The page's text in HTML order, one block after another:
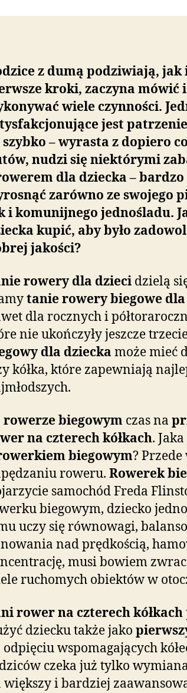
z dumą podziwiają, jak
kroki, zaczyna mówić
wiele czynności.
jest
szybko – wyrasta z dopiero
nudzi się niektórymi
dla dziecka – bardzo
zarówno ze swojego
i komunijnego jednośladu.
kupić, aby było
jakości?
rowery dla dzieci dzielą
tanie rowery biegowe
dla rocznych i
nie ukończyły jeszcze
dla dziecka może mieć
kółka, które zapewniają
rowerze biegowym czas na
na czterech kółkach.
biegowym?
roweru. Rowerek
samochód Freda
biegowym, dziecko
uczy się równowagi,
nad prędkością,
musi bowiem
ruchomych obiektów w
rower na czterech kółkach
dziecku także jako
odpięciu wspomagających
czeka już tylko
większy i bardziej